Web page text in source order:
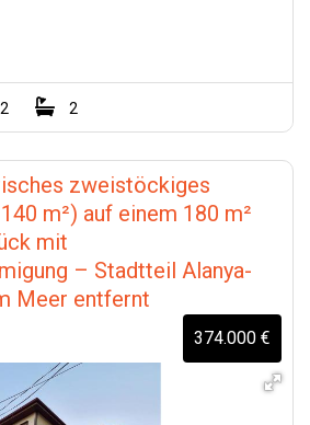
2 2
zweistöckiges
m²) auf einem 180 m²
mit
– Stadtteil Alanya-
Meer entfernt
374.000 €